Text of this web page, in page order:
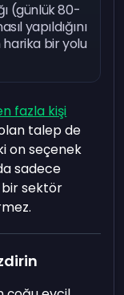
(günlük 80-
yapıldığını
bir yolu
fazla kişi
talep de
on seçenek
sadece
sektör